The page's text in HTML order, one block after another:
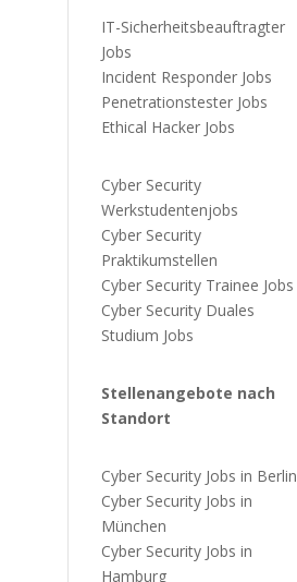
IT-Sicherheitsbeauftragter
Jobs
Incident Responder Jobs
Penetrationstester Jobs
Ethical Hacker Jobs
Cyber Security
Werkstudentenjobs
Cyber Security
Praktikumstellen
Cyber Security Trainee Jobs
Cyber Security Duales
Studium Jobs
Stellenangebote nach
Standort
Cyber Security Jobs in Berlin
Cyber Security Jobs in
München
Cyber Security Jobs in
Hamburg